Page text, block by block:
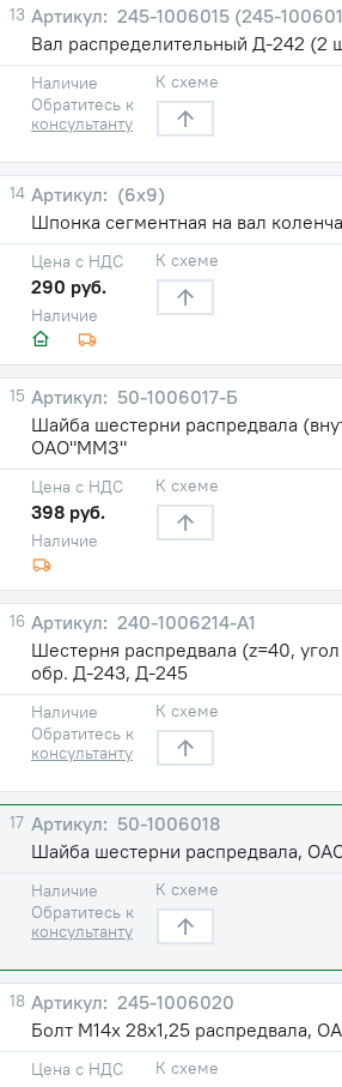
13
245-1006015 (245-
Вал распределительный Д-242
Наличие
Обратитесь к
консультанту
К схеме
14
(6х9)
Шпонка сегментная на вал
Наличие
Цена с НДС
290 руб.
К схеме
15
50-1006017-Б
Шайба шестерни распредвала
ОАО"ММЗ"
Наличие
Цена с НДС
398 руб.
К схеме
16
240-1006214-А1
Шестерня распредвала (z=40, угол
обр. Д-243, Д-245
Наличие
Обратитесь к
консультанту
К схеме
17
50-1006018
Шайба шестерни распредвала,
Наличие
Обратитесь к
консультанту
К схеме
18
245-1006020
Болт М14х 28х1,25 распредвала,
Цена с НДС К схеме